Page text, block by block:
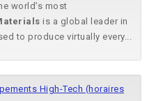
world’s most
is a global leader in
to produce virtually every...
High-Tech (horaires